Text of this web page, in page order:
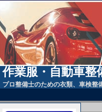
作業服・自動車整
プロ整備士のための衣類、車検整